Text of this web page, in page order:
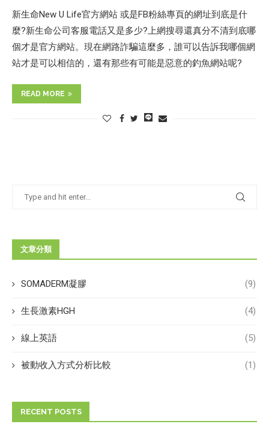
新生命New U Life官方網站 或是FB粉絲專頁的網址到底是什
麼?新生命公司客服電話又是多少?上網搜尋還真分不清到底哪
個才是官方網站。現在網路詐騙這麼多，誰可以告訴我哪個網
站才是可以相信的，還有那些有可能是惡意的釣魚網站呢?
READ MORE
文章分類
SOMADERM凝膠 (9)
生長激素HGH (4)
線上英語 (5)
被動收入方式分析比較 (1)
RECENT POSTS